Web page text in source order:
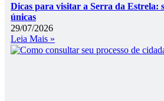
Dicas para visitar a Serra da Estrela:
únicas
29/07/2026
Leia Mais »